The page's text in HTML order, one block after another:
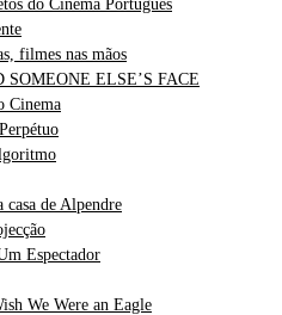
do Cinema Português
filmes nas mãos
ELSE’S FACE
Cinema
casa de Alpendre
Espectador
We Were an Eagle